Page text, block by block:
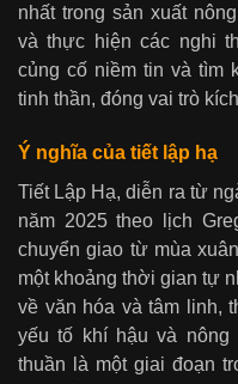
nhất trong sản xuất
và thực hiện các nghi
củng cố niềm tin và tìm
tinh thần, đóng vai trò
Ý nghĩa của tiết lập hạ
Tiết Lập Hạ, diễn ra từ
năm 2025 theo lịch
chuyển giao từ mùa
một khoảng thời gian tự
về văn hóa và tâm linh,
yếu tố khí hậu và nông
thuần là một giai đoạn